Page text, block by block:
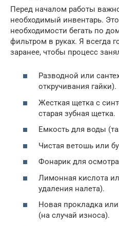
Перед началом работы
необходимый инвентарь.
необходимости бегать по
фильтром в руках. Я всегда
заранее, чтобы процесс
Разводной или
откручивания гайки).
Жесткая щетка с
старая зубная щетка.
Емкость для воды
Чистая ветошь или
Фонарик для
Лимонная кислота
удаления налета).
Новая прокладка
(на случай износа).